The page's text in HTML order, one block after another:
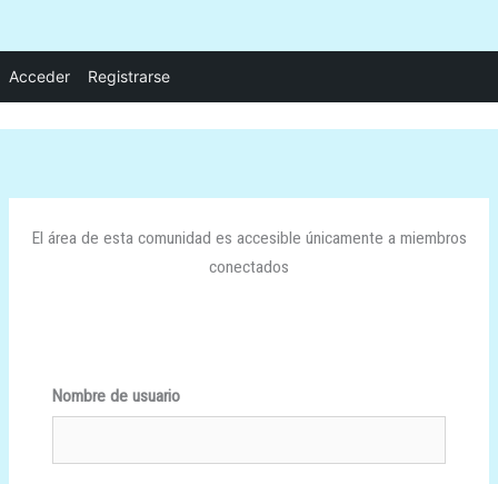
Acceder Registrarse
El área de esta comunidad es accesible únicamente a miembros
conectados
Nombre de usuario